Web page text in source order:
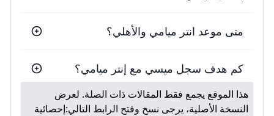
متى موعد انتر ميامي والأهلي؟
كم هدف سجل ميسي مع إنتر ميامي؟
هذا الموقع يجمع فقط المقالات ذات الصلة. لعرض
النسخة الأصلية، يرجى نسخ وفتح الرابط التالي:إحصائية